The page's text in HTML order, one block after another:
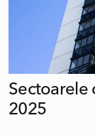
Sectoarele
2025